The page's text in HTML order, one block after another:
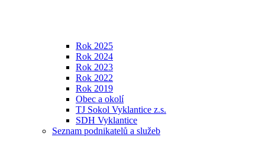
Rok 2025
Rok 2024
Rok 2023
Rok 2022
Rok 2019
Obec a okolí
TJ Sokol Vyklantice z.s.
SDH Vyklantice
Seznam podnikatelů a služeb